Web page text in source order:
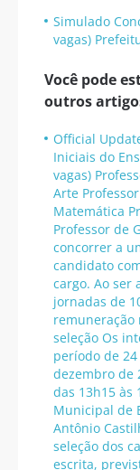
Simulado
vagas)
Você pode
outros
Official
Iniciais do
vagas)
Arte
Matemática
Professor de
concorrer a
candidato
cargo. Ao ser
jornadas de
remuneração
seleção Os
período de
dezembro de
das 13h15 às
Municipal de
Antônio
seleção dos
escrita,